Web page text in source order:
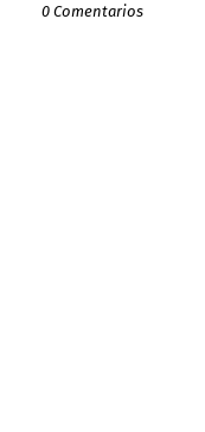
0 Comentarios